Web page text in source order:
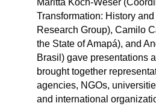
Transformation: History
Research Group), Camilo
the State of Amapá), and
Brasil) gave presentations
brought together
agencies, NGOs,
and international